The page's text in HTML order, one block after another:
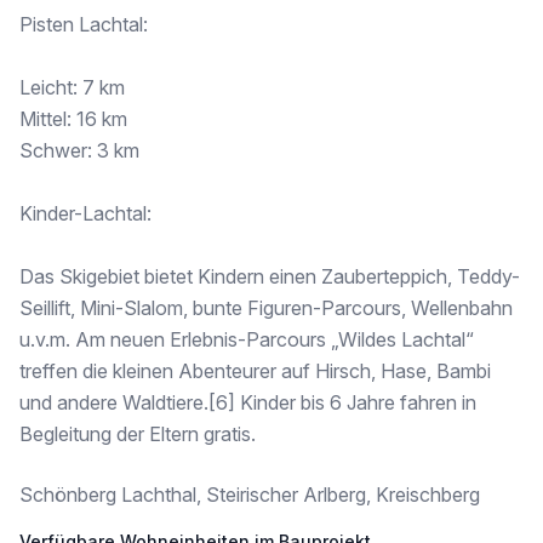
* Separate Toilette
1. Obergeschoss
* Badezimmer
Diese exklusiven Chalets im Schönberg-Lachtal vereinen moderne Architektur, hochwertige Ausstattung und eine einmalige Naturlage. Ob als privates Feriendomizil, Zweitwohnsitz oder attraktive Anlage – hier investieren Sie in Lebensqualität und nachhaltigen Wert.
Verkaufspreise:
Pisten Lachtal:
Leicht: 7 km
Mittel: 16 km
Schwer: 3 km
Kinder-Lachtal:
Das Skigebiet bietet Kindern einen Zauberteppich, Teddy-
Seillift, Mini-Slalom, bunte Figuren-Parcours, Wellenbahn
u.v.m. Am neuen Erlebnis-Parcours „Wildes Lachtal“
treffen die kleinen Abenteurer auf Hirsch, Hase, Bambi
und andere Waldtiere.[6] Kinder bis 6 Jahre fahren in
Begleitung der Eltern gratis.
Schönberg Lachthal, Steirischer Arlberg, Kreischberg